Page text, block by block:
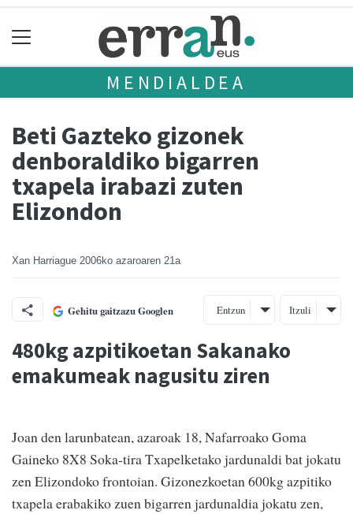
MENDIALDEA
Beti Gazteko gizonek
denboraldiko bigarren
txapela irabazi zuten
Elizondon
Xan Harriague 2006ko azaroaren 21a
Gehitu gaitzazu Googlen Entzun Itzuli
480kg azpitikoetan Sakanako
emakumeak nagusitu ziren
Joan den larunbatean, azaroak 18, Nafarroako Goma
Gaineko 8X8 Soka-tira Txapelketako jardunaldi bat jokatu
zen Elizondoko frontoian. Gizonezkoetan 600kg azpitiko
txapela erabakiko zuen bigarren jardunaldia jokatu zen,